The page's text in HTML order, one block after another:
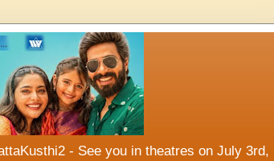
- See you in theatres on July 3rd,